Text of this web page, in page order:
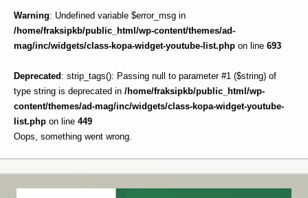
Warning: Undefined variable $error_msg in
/home/fraksipkb/public_html/wp-content/themes/ad-
mag/inc/widgets/class-kopa-widget-youtube-list.php on line 693
Deprecated: strip_tags(): Passing null to parameter #1 ($string) of
type string is deprecated in /home/fraksipkb/public_html/wp-
content/themes/ad-mag/inc/widgets/class-kopa-widget-youtube-
list.php on line 449
Oops, something went wrong.